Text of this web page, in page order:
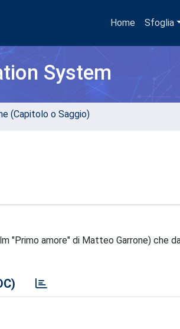
Home Sfoglia
System
(Capitolo o Saggio)
"Primo amore" di Matteo Garrone) che